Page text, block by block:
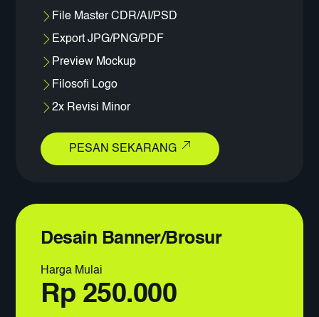
File Master CDR/AI/PSD
Export JPG/PNG/PDF
Preview Mockup
Filosofi Logo
2x Revisi Minor
PESAN SEKARANG
Desain Banner/Brosur
Harga Mulai
Rp 250.000